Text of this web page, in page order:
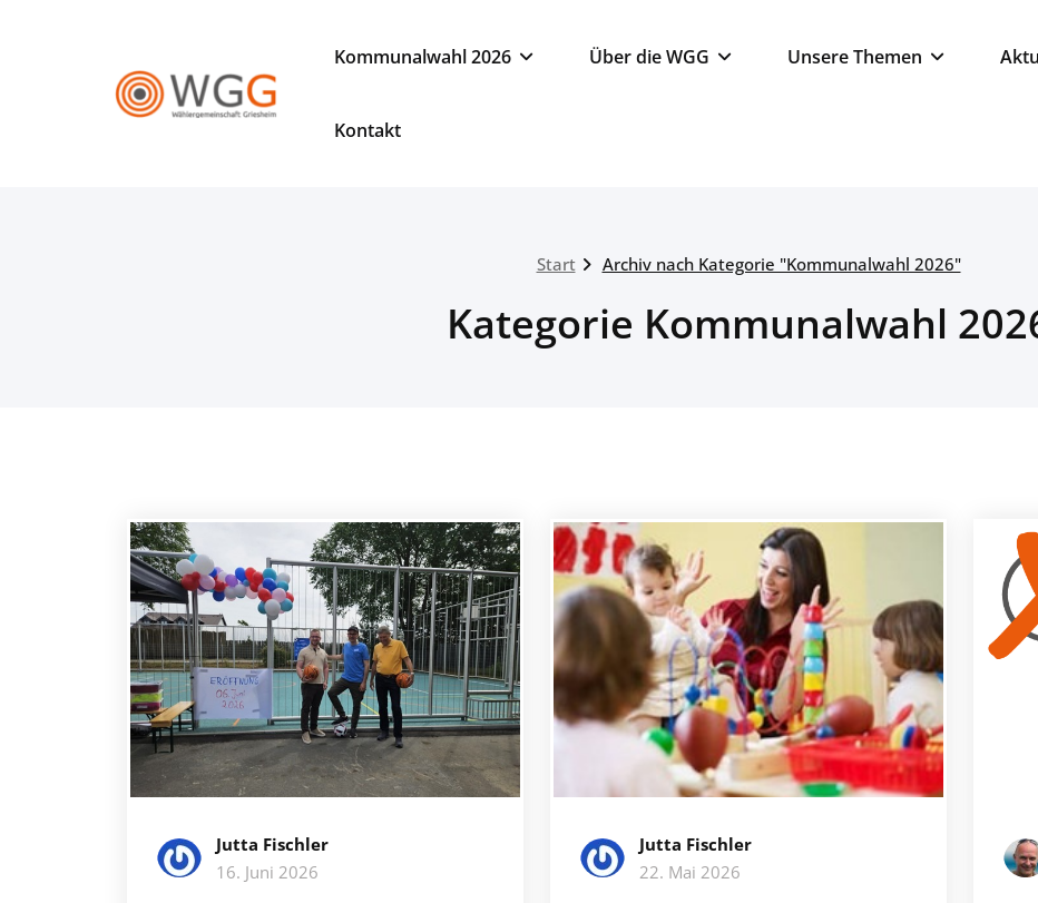
WGG
Wählergemeinschaft
Kommunalwahl 2026 Über die WGG Unsere Themen
Kontakt
Start Archiv nach Kategorie "Kommunalwahl 2026"
Kategorie Kommunalwahl
Jutta Fischler
16. Juni 2026
Jutta Fischler
22. Mai 2026